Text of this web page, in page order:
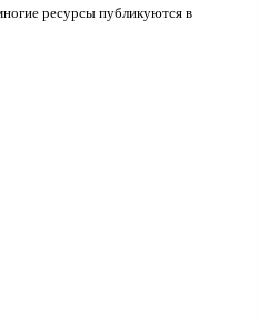
ресурсы публикуются в